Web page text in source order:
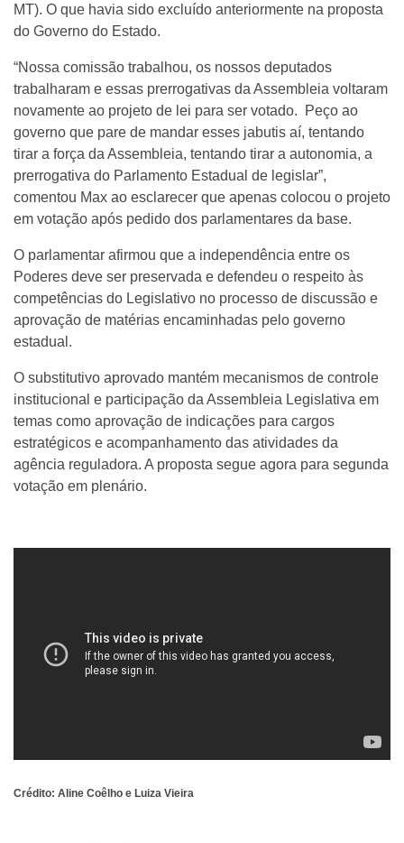
MT). O que havia sido excluído anteriormente na proposta
do Governo do Estado.
“Nossa comissão trabalhou, os nossos deputados
trabalharam e essas prerrogativas da Assembleia voltaram
novamente ao projeto de lei para ser votado. Peço ao
governo que pare de mandar esses jabutis aí, tentando
tirar a força da Assembleia, tentando tirar a autonomia, a
prerrogativa do Parlamento Estadual de legislar”,
comentou Max ao esclarecer que apenas colocou o projeto
em votação após pedido dos parlamentares da base.
O parlamentar afirmou que a independência entre os
Poderes deve ser preservada e defendeu o respeito às
competências do Legislativo no processo de discussão e
aprovação de matérias encaminhadas pelo governo
estadual.
O substitutivo aprovado mantém mecanismos de controle
institucional e participação da Assembleia Legislativa em
temas como aprovação de indicações para cargos
estratégicos e acompanhamento das atividades da
agência reguladora. A proposta segue agora para segunda
votação em plenário.
Crédito: Aline Coêlho e Luiza Vieira